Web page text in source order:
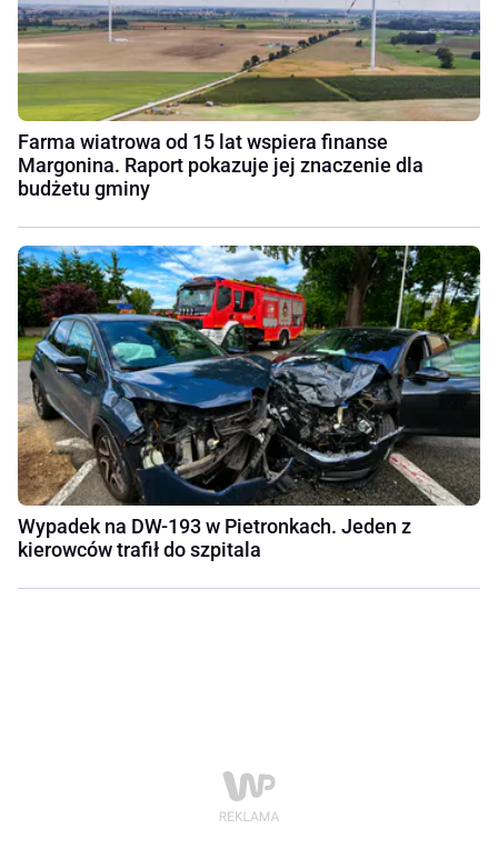
Farma wiatrowa od 15 lat wspiera finanse
Margonina. Raport pokazuje jej znaczenie dla
budżetu gminy
Wypadek na DW-193 w Pietronkach. Jeden z
kierowców trafił do szpitala